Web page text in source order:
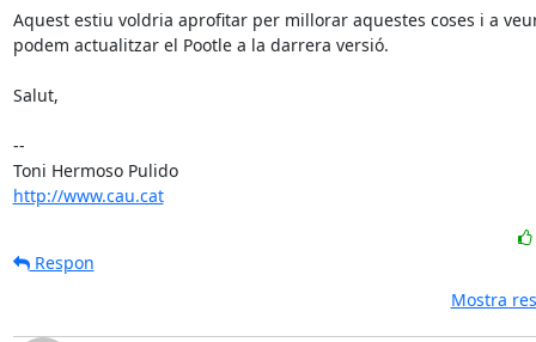
Aquest estiu voldria aprofitar per millorar aquestes coses i a
podem actualitzar el Pootle a la darrera versió.
Salut,
--
Toni Hermoso Pulido
http://www.cau.cat
Respon
Mostra